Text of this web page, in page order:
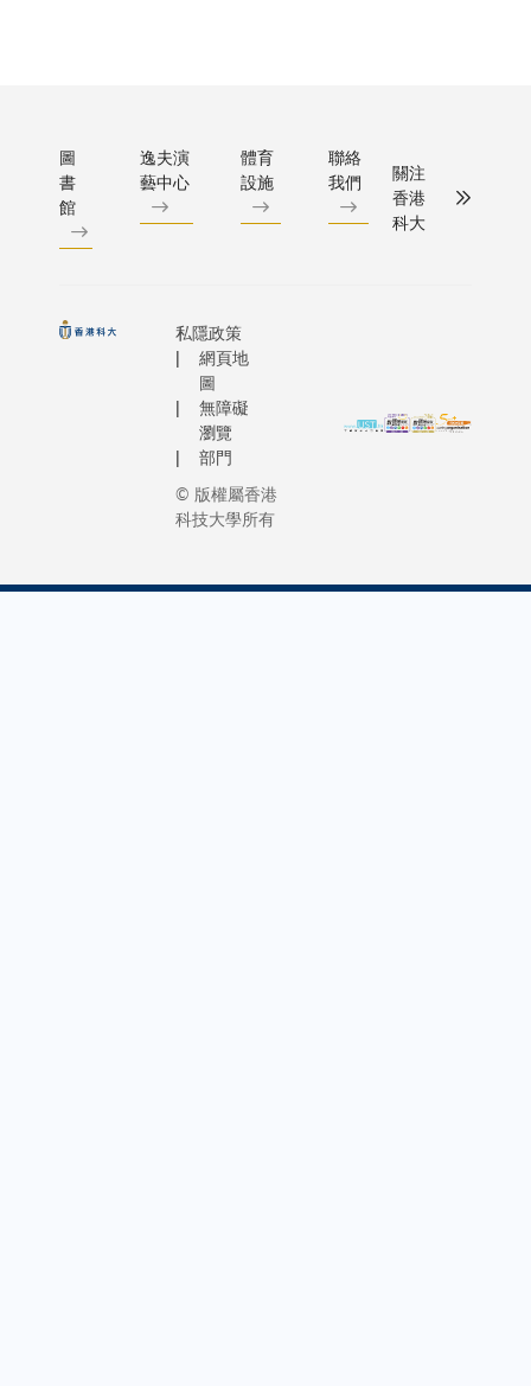
圖
書
館
逸夫演
藝中心
體育
設施
聯絡
我們
關注
香港
科大
私隱政策
網頁地
圖
無障礙
瀏覽
部門
© 版權屬香港
科技大學所有